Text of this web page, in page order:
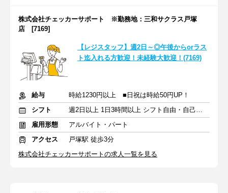
株式会社チェッカーサポート ※勤務地：三和サクラス戸塚
店 [7169]
【レジスタッフ】週2日～◎午後からorラス
ト迄入れる方歓迎！未経験大歓迎！(7169)
給与
時給1230円以上 ■日祝は時給50円UP！
シフト
週2日以上 1日3時間以上 シフト自由・自己申告
雇用形態
アルバイト・パート
アクセス
戸塚駅 徒歩3分
株式会社チェッカーサポートの求人一覧を見る